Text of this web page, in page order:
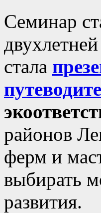
Семинар
стала
районов
ферм и
выбирать
развития.